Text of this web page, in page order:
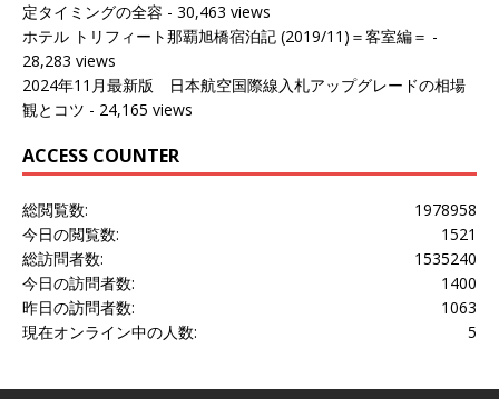
定タイミングの全容 - 30,463 views
ホテル トリフィート那覇旭橋宿泊記 (2019/11)＝客室編＝ -
28,283 views
2024年11月最新版 日本航空国際線入札アップグレードの相場
観とコツ - 24,165 views
ACCESS COUNTER
1978958
総閲覧数:
1521
今日の閲覧数:
1535240
総訪問者数:
1400
今日の訪問者数:
1063
昨日の訪問者数:
5
現在オンライン中の人数: